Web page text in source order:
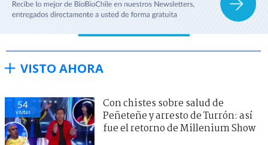
VISTO AHORA
54
visitas
Con chistes sobre salud de
Peñeteñe y arresto de Turrón: así
fue el retorno de Millenium Show